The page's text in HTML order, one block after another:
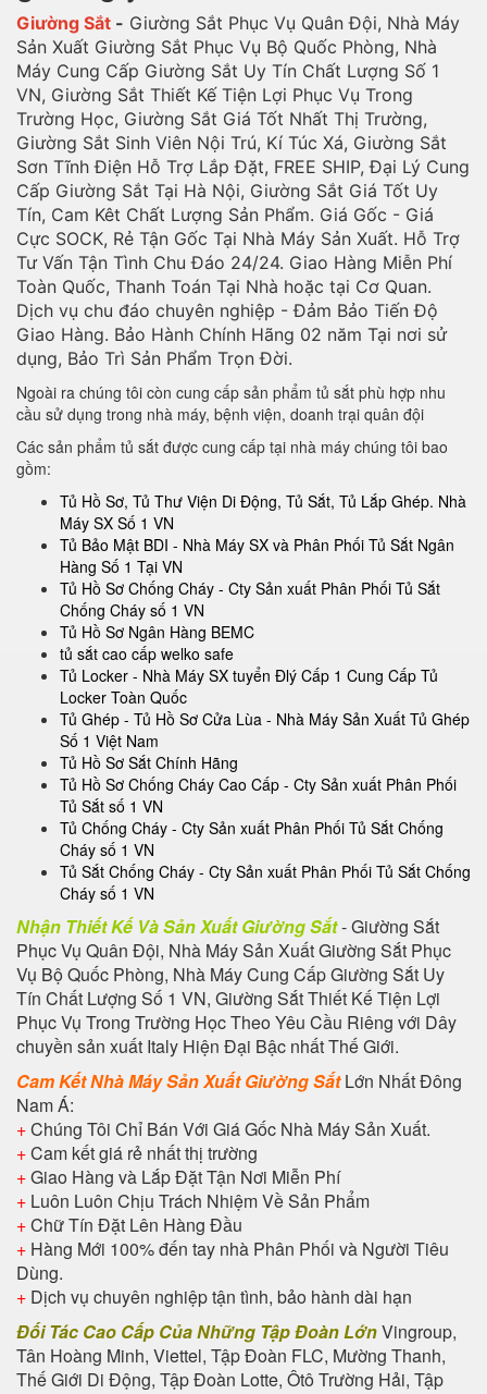
Giường Sắt - Giường Sắt Phục Vụ Quân Đội, Nhà Máy
Sản Xuất Giường Sắt Phục Vụ Bộ Quốc Phòng, Nhà
Máy Cung Cấp Giường Sắt Uy Tín Chất Lượng Số 1
VN, Giường Sắt Thiết Kế Tiện Lợi Phục Vụ Trong
Trường Học, Giường Sắt Giá Tốt Nhất Thị Trường,
Giường Sắt Sinh Viên Nội Trú, Kí Túc Xá, Giường Sắt
Sơn Tĩnh Điện Hỗ Trợ Lắp Đặt, FREE SHIP, Đại Lý Cung
Cấp Giường Sắt Tại Hà Nội, Giường Sắt Giá Tốt Uy
Tín, Cam Kêt Chất Lượng Sản Phẩm. Giá Gốc - Giá
Cực SOCK, Rẻ Tận Gốc Tại Nhà Máy Sản Xuất. Hỗ Trợ
Tư Vấn Tận Tình Chu Đáo 24/24. Giao Hàng Miễn Phí
Toàn Quốc, Thanh Toán Tại Nhà hoặc tại Cơ Quan.
Dịch vụ chu đáo chuyên nghiệp - Đảm Bảo Tiến Độ
Giao Hàng. Bảo Hành Chính Hãng 02 năm Tại nơi sử
dụng, Bảo Trì Sản Phẩm Trọn Đời.
Ngoài ra chúng tôi còn cung cấp sản phẩm tủ sắt phù hợp nhu
cầu sử dụng trong nhà máy, bệnh viện, doanh trại quân đội
Các sản phẩm tủ sắt được cung cấp tại nhà máy chúng tôi bao
gồm:
Tủ Hồ Sơ, Tủ Thư Viện Di Động, Tủ Sắt, Tủ Lắp Ghép. Nhà
Máy SX Số 1 VN
Tủ Bảo Mật BDI - Nhà Máy SX và Phân Phối Tủ Sắt Ngân
Hàng Số 1 Tại VN
Tủ Hồ Sơ Chống Cháy - Cty Sản xuất Phân Phối Tủ Sắt
Chống Cháy số 1 VN
Tủ Hồ Sơ Ngân Hàng BEMC
tủ sắt cao cấp welko safe
Tủ Locker - Nhà Máy SX tuyển Đlý Cấp 1 Cung Cấp Tủ
Locker Toàn Quốc
Tủ Ghép - Tủ Hồ Sơ Cửa Lùa - Nhà Máy Sản Xuất Tủ Ghép
Số 1 Việt Nam
Tủ Hồ Sơ Sắt Chính Hãng
Tủ Hồ Sơ Chống Cháy Cao Cấp - Cty Sản xuất Phân Phối
Tủ Sắt số 1 VN
Tủ Chống Cháy - Cty Sản xuất Phân Phối Tủ Sắt Chống
Cháy số 1 VN
Tủ Sắt Chống Cháy - Cty Sản xuất Phân Phối Tủ Sắt Chống
Cháy số 1 VN
Nhận Thiết Kế Và Sản Xuất Giường Sắt- Giường Sắt
Phục Vụ Quân Đội, Nhà Máy Sản Xuất Giường Sắt Phục
Vụ Bộ Quốc Phòng, Nhà Máy Cung Cấp Giường Sắt Uy
Tín Chất Lượng Số 1 VN, Giường Sắt Thiết Kế Tiện Lợi
Phục Vụ Trong Trường Học Theo Yêu Cầu Riêng với Dây
chuyền sản xuất Italy Hiện Đại Bậc nhất Thế Giới.
Cam Kết Nhà Máy Sản Xuất Giường SắtLớn Nhất Đông
Nam Á:
+Chúng Tôi Chỉ Bán Với Giá Gốc Nhà Máy Sản Xuất.
+Cam kết giá rẻ nhất thị trường
+Giao Hàng và Lắp Đặt Tận Nơi Miễn Phí
+ Luôn Luôn Chịu Trách Nhiệm Về Sản Phẩm
+Chữ Tín Đặt Lên Hàng Đầu
+ Hàng Mới 100% đến tay nhà Phân Phối và Người Tiêu
Dùng.
+ Dịch vụ chuyên nghiệp tận tình, bảo hành dài hạn
Đối Tác Cao Cấp Của Những Tập Đoàn LớnVingroup,
Tân Hoàng Minh, Viettel, Tập Đoàn FLC, Mường Thanh,
Thế Giới Di Động, Tập Đoàn Lotte, Ôtô Trường Hải, Tập